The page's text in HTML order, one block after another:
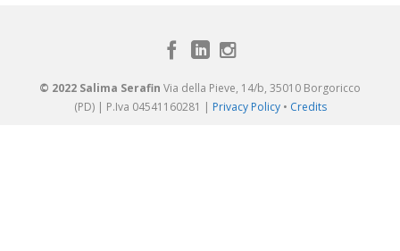
© 2022 Salima Serafin Via della Pieve, 14/b, 35010 Borgoricco
(PD) | P.Iva 04541160281 | Privacy Policy• Credits